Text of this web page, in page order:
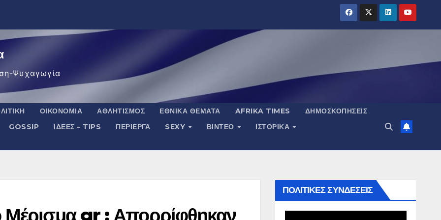
Ψυχαγωγία
ΟΙΚΟΝΟΜΊΑ ΑΘΛΗΤΙΣΜΌΣ ΕΘΝΙΚΆ ΘΈΜΑΤΑ AFRIKA TIMES
ΔΗΜΟΣΚΟΠΉΣΕΙΣ
GOSSIP ΙΔΈΕΣ – TIPS ΠΕΡΊΕΡΓΑ SEXY ΒΙΝΤΕΟ
ΙΣΤΟΡΙΚΆ
Μέρισμα gr : Απορρίφθηκαν
ΠΟΛΙΤΙΚΕΣ ΣΥΝΔΕΣΕΙΣ